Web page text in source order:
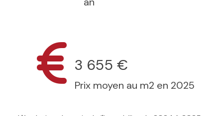
3 655 €
Prix moyen au m2 en 2025